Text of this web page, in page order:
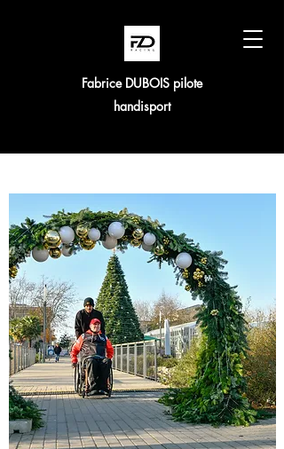
Fabrice DUBOIS pilote
handisport